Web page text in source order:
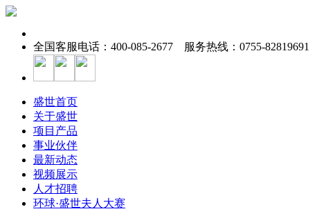
全国客服电话：400-085-2677 服务热线：0755-82819691
盛世首页
关于盛世
项目产品
事业伙伴
最新动态
视频展示
人才招聘
环球·盛世夫人大赛